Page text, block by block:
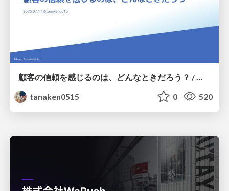
tanaken0515
0 520